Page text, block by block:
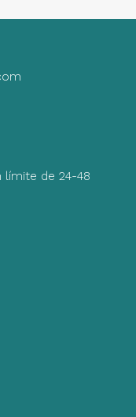
límite de 24-48